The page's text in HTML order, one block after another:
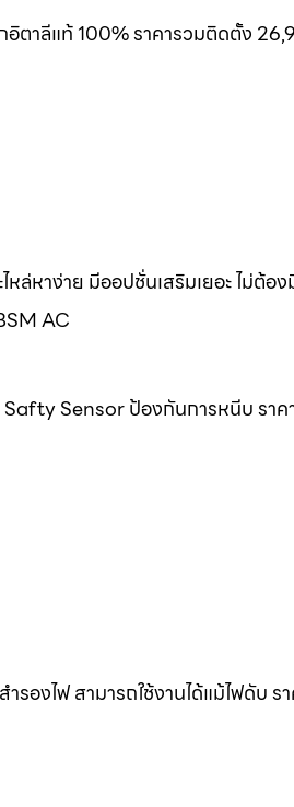
อิตาลีแท้ 100% ราคารวมติดตั้ง
ล่หาง่าย มีออปชั่นเสริมเยอะ ไม่ต้อง
AC
Safty Sensor ป้องกันการหนีบ รา
รองไฟ สามารถใช้งานได้แม้ไฟดับ ร